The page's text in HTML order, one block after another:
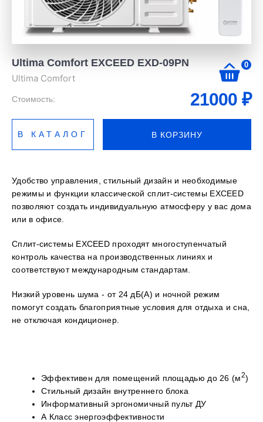
Ultima Comfort EXCEED EXD-09PN
Ultima Comfort
0
Стоимость: 21000 ₽
В КАТАЛОГ В КОРЗИНУ
Удобство управления, стильный дизайн и необходимые
режимы и функции классической сплит-системы EXCEED
позволяют создать индивидуальную атмосферу у вас дома
или в офисе.
Сплит-системы EXCEED проходят многоступенчатый
контроль качества на производственных линиях и
соответствуют международным стандартам.
Низкий уровень шума - от 24 дБ(А) и ночной режим
помогут создать благоприятные условия для отдыха и сна,
не отключая кондиционер.
Эффективен для помещений площадью до 26 (м2)
Стильный дизайн внутреннего блока
Информативный эргономичный пульт ДУ
А Класс энергоэффективности